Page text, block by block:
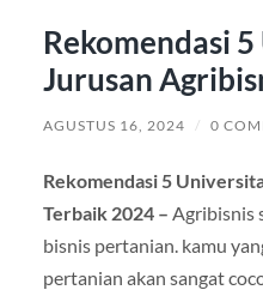
Rekomendasi
Jurusan
AGUSTUS 16, 2024 / 0
Rekomendasi 5
Terbaik 2024 – Agribisnis
bisnis pertanian. kamu
pertanian akan sangat